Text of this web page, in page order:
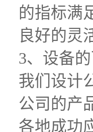
的指标满
良好的灵
3、设备
我们设计
公司的产
各地成功